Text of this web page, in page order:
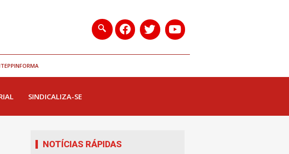
SINDICALIZA-SE
NOTÍCIAS RÁPIDAS